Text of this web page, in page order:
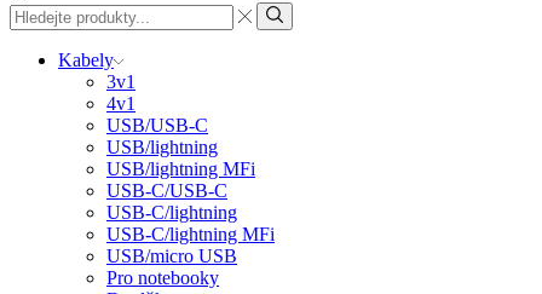
Vstup
pro
vyhledávání
Hledat
Kabely
3v1
4v1
USB/USB-C
USB/lightning
USB/lightning MFi
USB-C/USB-C
USB-C/lightning
USB-C/lightning MFi
USB/micro USB
Pro notebooky